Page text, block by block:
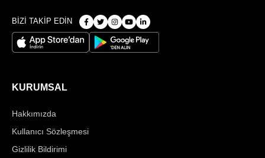
BİZİ TAKİP EDİN
KURUMSAL
Hakkımızda
Kullanıcı Sözleşmesi
Gizlilik Bildirimi